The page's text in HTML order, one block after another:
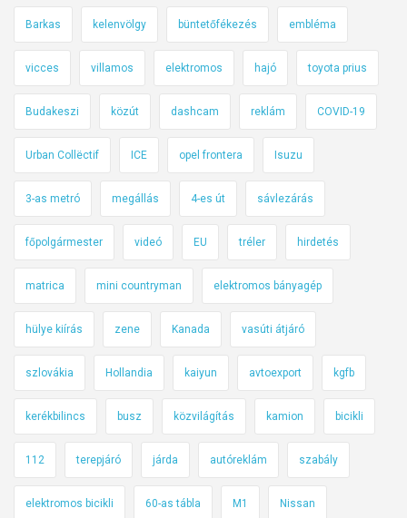
i
z
o
s
á
a
b
b
a
n
o
o
r
o
Barkas kelenvölgy büntetőfékezés embléma
vicces villamos elektromos hajó toyota prius
Budakeszi közút dashcam reklám COVID-19
Urban Collëctif ICE opel frontera Isuzu
3-as metró megállás 4-es út sávlezárás
főpolgármester videó EU tréler hirdetés
matrica mini countryman elektromos bányagép
hülye kiírás zene Kanada vasúti átjáró
szlovákia Hollandia kaiyun avtoexport kgfb
kerékbilincs busz közvilágítás kamion bicikli
112 terepjáró járda autóreklám szabály
elektromos bicikli 60-as tábla M1 Nissan